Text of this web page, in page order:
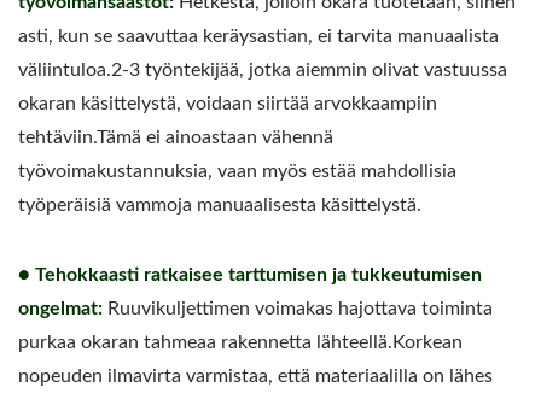
asti, kun se saavuttaa keräysastian, ei tarvita manuaalista
väliintuloa.2-3 työntekijää, jotka aiemmin olivat vastuussa
okaran käsittelystä, voidaan siirtää arvokkaampiin
tehtäviin.Tämä ei ainoastaan vähennä
työvoimakustannuksia, vaan myös estää mahdollisia
työperäisiä vammoja manuaalisesta käsittelystä.
● Tehokkaasti ratkaisee tarttumisen ja tukkeutumisen
ongelmat: Ruuvikuljettimen voimakas hajottava toiminta
purkaa okaran tahmeaa rakennetta lähteellä.Korkean
nopeuden ilmavirta varmistaa, että materiaalilla on lähes